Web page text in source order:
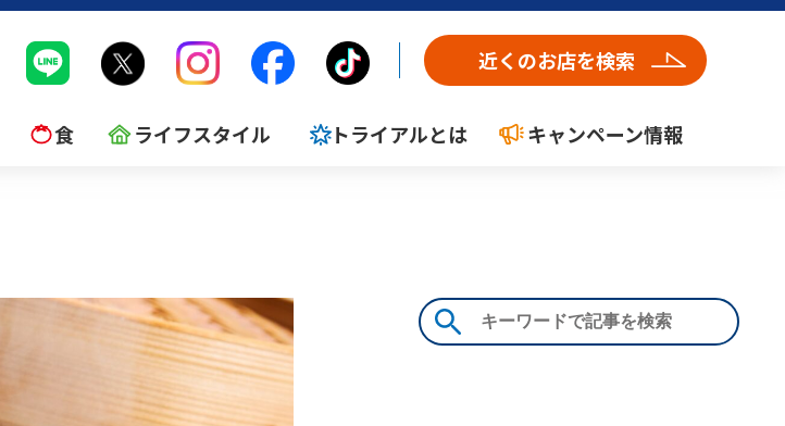
近くのお店を検索
食 ライフスタイル トライアルとは キャンペーン情報